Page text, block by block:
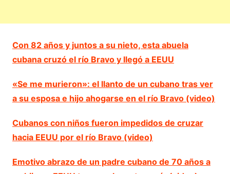
Con 82 años y juntos a su nieto, esta abuela
cubana cruzó el río Bravo y llegó a EEUU
«Se me murieron»: el llanto de un cubano tras ver
a su esposa e hijo ahogarse en el río Bravo (video)
Cubanos con niños fueron impedidos de cruzar
hacia EEUU por el río Bravo (video)
Emotivo abrazo de un padre cubano de 70 años a